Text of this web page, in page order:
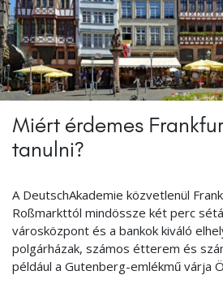
Miért érdemes
tanulni?
A DeutschAkademie közvetlenül
Roßmarkttól mindössze két perc
városközpont és a bankok kiváló
polgárházak, számos étterem és
például a Gutenberg-emlékmű várja